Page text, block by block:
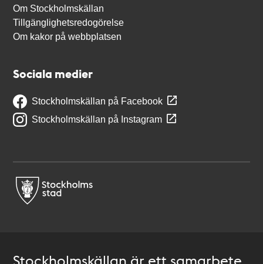
Om Stockholmskällan
Tillgänglighetsredogörelse
Om kakor på webbplatsen
Sociala medier
Stockholmskällan på Facebook
Stockholmskällan på Instagram
Stockholmskällan är ett samarbete